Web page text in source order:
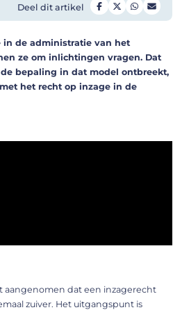
Deel dit artikel
in de administratie van het
ze om inlichtingen vragen. Dat
de bepaling in dat model ontbreekt,
het recht op inzage in de
aangenomen dat een inzagerecht
zuiver. Het uitgangspunt is